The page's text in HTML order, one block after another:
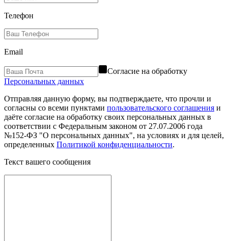
Телефон
Email
Согласие на обработку
Персональных данных
Отправляя данную форму, вы подтверждаете, что прочли и
согласны со всеми пунктами пользовательского соглашения и
даёте согласие на обработку своих персональных данных в
соответствии с Федеральным законом от 27.07.2006 года
№152-ФЗ "О персональных данных", на условиях и для целей,
определенных Политикой конфиденциальности.
Текст вашего сообщения